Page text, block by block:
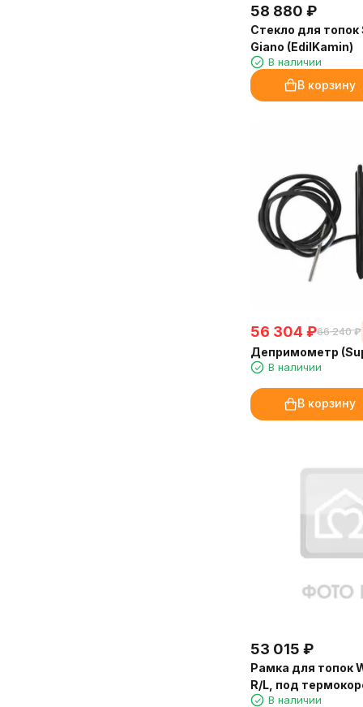
58 880 ₽
Стекло для топок
Giano (EdilKamin)
В наличии
В корзину
56 304 ₽66 240 ₽
Депримометр
В наличии
В корзину
53 015 ₽
Рамка для топок
R/L, под
(Palazzetti)
В наличии